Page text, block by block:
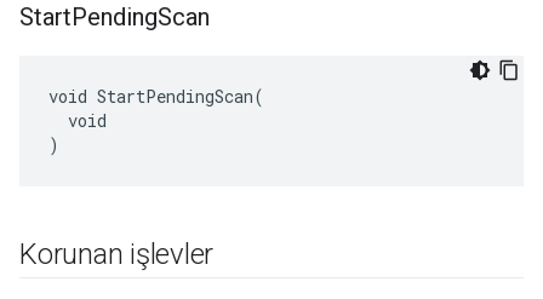
StartPendingScan
void StartPendingScan(
  void
)
Korunan işlevler